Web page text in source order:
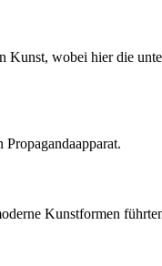
Kunst, wobei hier die
Kunstformen